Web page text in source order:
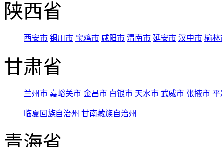
陕西省
西安市 铜川市 宝鸡市 咸阳市 渭南市 延安市 汉中市 榆林
甘肃省
兰州市 嘉峪关市 金昌市 白银市 天水市 武威市 张掖市 平
临夏回族自治州 甘南藏族自治州
青海省